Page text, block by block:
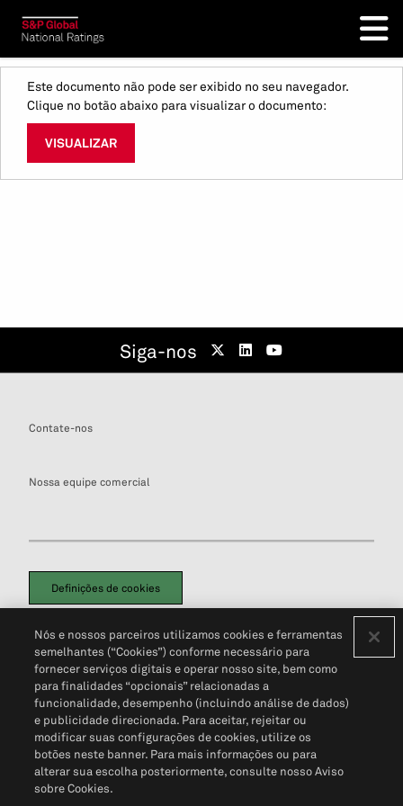
Este documento não pode ser exibido no seu navegador.
Clique no botão abaixo para visualizar o documento:
VISUALIZAR
Siga-nos
Contate-nos
Nossa equipe comercial
Definições de cookies
Política de PrivacidadePortal de privacidade do cliente (em inglês)
Não Venda Minhas Informações Pessoais© 2026 S&P Global
Nós e nossos parceiros utilizamos cookies e ferramentas
semelhantes (“Cookies”) conforme necessário para
fornecer serviços digitais e operar nosso site, bem como
para finalidades “opcionais” relacionadas a
funcionalidade, desempenho (incluindo análise de dados)
e publicidade direcionada. Para aceitar, rejeitar ou
modificar suas configurações de cookies, utilize os
botões neste banner. Para mais informações ou para
alterar sua escolha posteriormente, consulte nosso Aviso
sobre Cookies.